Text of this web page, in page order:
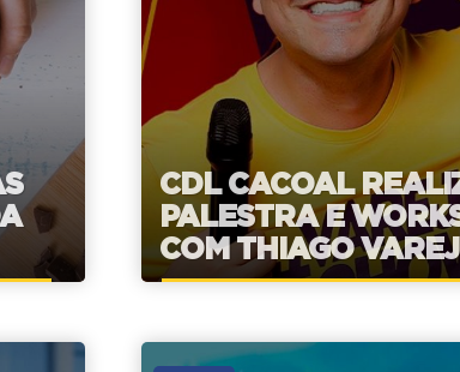
CDL CACOAL
PALESTRA E
COM THIAGO